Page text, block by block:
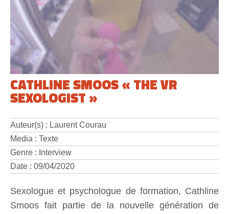
CATHLINE SMOOS « THE VR
SEXOLOGIST »
Auteur(s) : Laurent Courau
Media : Texte
Genre : Interview
Date : 09/04/2020
Sexologue et psychologue de formation, Cathline
Smoos fait partie de la nouvelle génération de